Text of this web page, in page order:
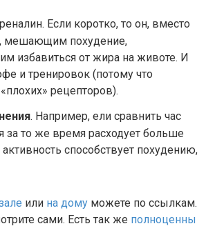
Если коротко, то он, вместо
мешающим похудение,
избавиться от жира на животе. И
и тренировок (потому что
рецепторов).
. Например, ели сравнить час
за то же время расходует больше
способствует похудению,
или на дому можете по ссылкам.
сами. Есть так же полноценны